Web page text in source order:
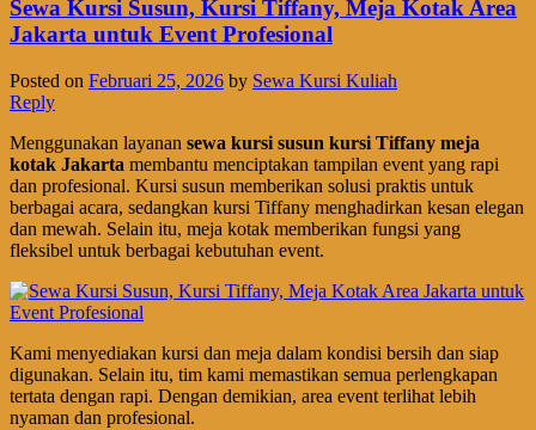
Sewa Kursi Susun, Kursi Tiffany, Meja Kotak Area
Jakarta untuk Event Profesional
Posted on Februari 25, 2026 by Sewa Kursi Kuliah
Reply
Menggunakan layanan sewa kursi susun kursi Tiffany meja
kotak Jakarta membantu menciptakan tampilan event yang rapi
dan profesional. Kursi susun memberikan solusi praktis untuk
berbagai acara, sedangkan kursi Tiffany menghadirkan kesan elegan
dan mewah. Selain itu, meja kotak memberikan fungsi yang
fleksibel untuk berbagai kebutuhan event.
Kami menyediakan kursi dan meja dalam kondisi bersih dan siap
digunakan. Selain itu, tim kami memastikan semua perlengkapan
tertata dengan rapi. Dengan demikian, area event terlihat lebih
nyaman dan profesional.